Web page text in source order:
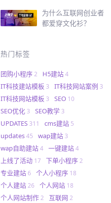
为什么互联网创业者
都爱穿文化衫？
热门标签
团购小程序 2 H5建站 4
IT科技建站模板 3 IT科技网站案例 3
IT科技网站模板 3 SEO 10
SEO优化 3 SEO教学 3
UPDATES 311 cms建站 5
updates 45 wap建站 3
wap自助建站 4 一键建站 4
上线了活动 17 下单小程序 2
专业建站 6 个人小程序 18
个人建站 26 个人网站 18
个人网站制作 2 互联网 2